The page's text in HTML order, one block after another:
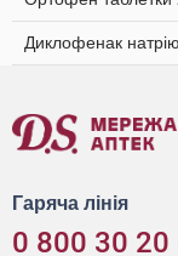
Диклофенак
Гаряча лінія
0 800 30 20